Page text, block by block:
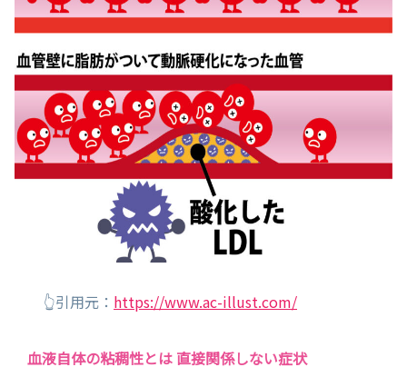
👆引用元： https://www.ac-illust.com/
血液自体の粘稠性とは 直接関係しない症状